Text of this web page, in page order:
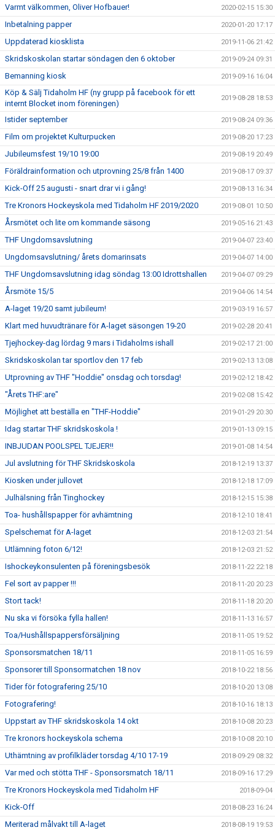
Varmt välkommen, Oliver Hofbauer! 2020-02-15 15:30
Inbetalning papper 2020-01-20 17:17
Uppdaterad kiosklista 2019-11-06 21:42
Skridskoskolan startar söndagen den 6 oktober 2019-09-24 09:31
Bemanning kiosk 2019-09-16 16:04
Köp & Sälj Tidaholm HF (ny grupp på facebook för ett
internt Blocket inom föreningen)
2019-08-28 18:53
Istider september 2019-08-24 09:36
Film om projektet Kulturpucken 2019-08-20 17:23
Jubileumsfest 19/10 19:00 2019-08-19 20:49
Föräldrainformation och utprovning 25/8 från 1400 2019-08-17 09:37
Kick-Off 25 augusti - snart drar vi i gång! 2019-08-13 16:34
Tre Kronors Hockeyskola med Tidaholm HF 2019/2020 2019-08-01 10:50
Årsmötet och lite om kommande säsong 2019-05-16 21:43
THF Ungdomsavslutning 2019-04-07 23:40
Ungdomsavslutning/ årets domarinsats 2019-04-07 14:00
THF Ungdomsavslutning idag söndag 13:00 Idrottshallen 2019-04-07 09:29
Årsmöte 15/5 2019-04-06 14:54
A-laget 19/20 samt jubileum! 2019-03-19 16:57
Klart med huvudtränare för A-laget säsongen 19-20 2019-02-28 20:41
Tjejhockey-dag lördag 9 mars i Tidaholms ishall 2019-02-17 21:00
Skridskoskolan tar sportlov den 17 feb 2019-02-13 13:08
Utprovning av THF "Hoddie" onsdag och torsdag! 2019-02-12 18:42
"Årets THF:are" 2019-02-08 15:42
Möjlighet att beställa en "THF-Hoddie" 2019-01-29 20:30
Idag startar THF skridskoskola ! 2019-01-13 09:15
INBJUDAN POOLSPEL TJEJER!! 2019-01-08 14:54
Jul avslutning för THF Skridskoskola 2018-12-19 13:37
Kiosken under jullovet 2018-12-18 17:09
Julhälsning från Tinghockey 2018-12-15 15:38
Toa- hushållspapper för avhämtning 2018-12-10 18:41
Spelschemat för A-laget 2018-12-03 21:54
Utlämning foton 6/12! 2018-12-03 21:52
Ishockeykonsulenten på föreningsbesök 2018-11-22 22:18
Fel sort av papper !!! 2018-11-20 20:23
Stort tack! 2018-11-18 20:20
Nu ska vi försöka fylla hallen! 2018-11-13 16:57
Toa/Hushållspappersförsäljning 2018-11-05 19:52
Sponsorsmatchen 18/11 2018-11-05 16:59
Sponsorer till Sponsormatchen 18 nov 2018-10-22 18:56
Tider för fotografering 25/10 2018-10-20 13:08
Fotografering! 2018-10-16 18:13
Uppstart av THF skridskoskola 14 okt 2018-10-08 20:23
Tre kronors hockeyskola schema 2018-10-08 20:10
Uthämtning av profilkläder torsdag 4/10 17-19 2018-09-29 08:32
Var med och stötta THF - Sponsorsmatch 18/11 2018-09-16 17:29
Tre Kronors Hockeyskola med Tidaholm HF 2018-09-04
Kick-Off 2018-08-23 16:24
Meriterad målvakt till A-laget 2018-08-19 19:53